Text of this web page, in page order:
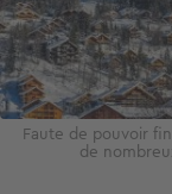
Faute de pouvoir
de